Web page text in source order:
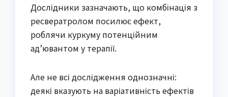
Дослідники зазначають, що комбінація з
ресвератролом посилює ефект,
роблячи куркуму потенційним
ад’ювантом у терапії.
Але не всі дослідження однозначні:
деякі вказують на варіативність ефектів